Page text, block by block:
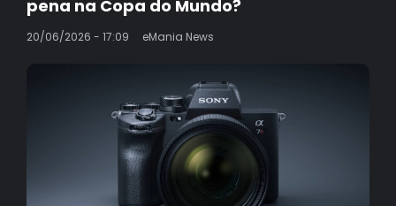
pena na Copa do Mundo?
20/06/2026 - 17:09 eMania News